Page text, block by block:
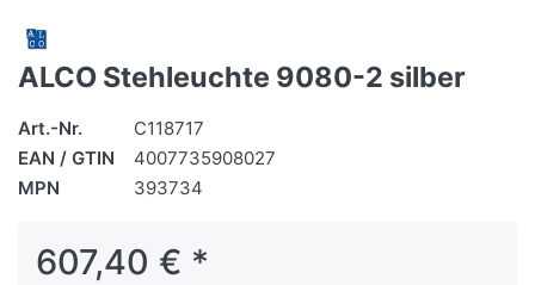
ALCO Stehleuchte 9080-2 silber
Art.-Nr.
C118717
EAN / GTIN
4007735908027
MPN
393734
607,40 € *